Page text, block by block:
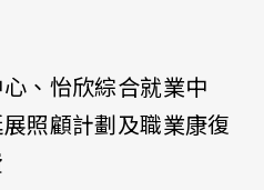
、怡欣綜合就業中
照顧計劃及職業康復